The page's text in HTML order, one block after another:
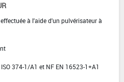
à l'aide d'un pulvérisateur à
374-1/A1 et NF EN 16523-1+A1